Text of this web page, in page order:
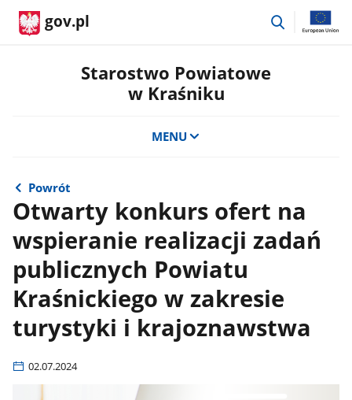
gov.pl
przejdź
Starostwo Powiatowe
w Kraśniku
MENU
Powrót
Otwarty konkurs ofert na
wspieranie realizacji zadań
publicznych Powiatu
Kraśnickiego w zakresie
turystyki i krajoznawstwa
02.07.2024